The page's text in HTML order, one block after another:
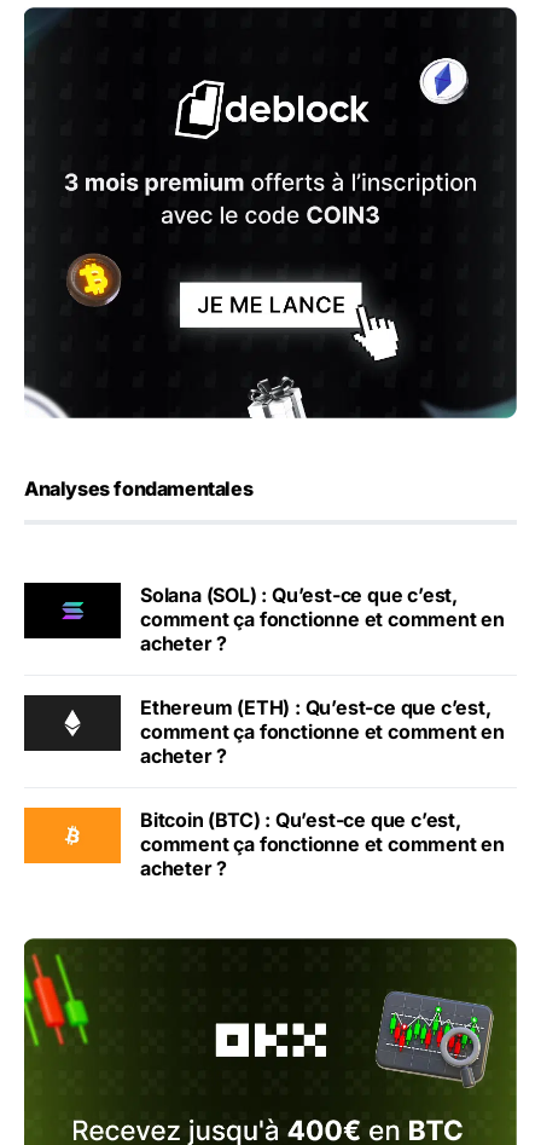
Analyses fondamentales
Solana (SOL) : Qu’est-ce que c’est,
comment ça fonctionne et comment en
acheter ?
Ethereum (ETH) : Qu’est-ce que c’est,
comment ça fonctionne et comment en
acheter ?
Bitcoin (BTC) : Qu’est-ce que c’est,
comment ça fonctionne et comment en
acheter ?